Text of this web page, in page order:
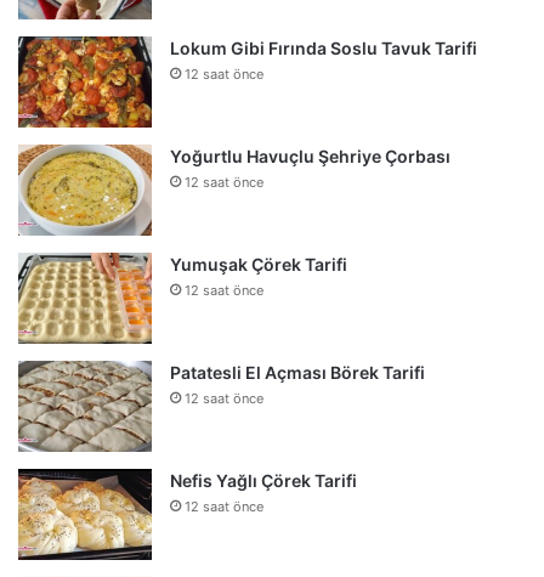
Lokum Gibi Fırında Soslu Tavuk Tarifi
12 saat önce
Yoğurtlu Havuçlu Şehriye Çorbası
12 saat önce
Yumuşak Çörek Tarifi
12 saat önce
Patatesli El Açması Börek Tarifi
12 saat önce
Nefis Yağlı Çörek Tarifi
12 saat önce